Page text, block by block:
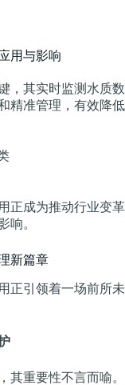
主页
用与影响
，其实时监测水质
精准管理，有效降
正成为推动行业变
响。
新篇章
正引领着一场前所
其重要性不言而喻